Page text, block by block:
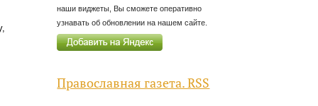
наши виджеты, Вы сможете оперативно
узнавать об обновлении на нашем сайте.
Православная газета. RSS